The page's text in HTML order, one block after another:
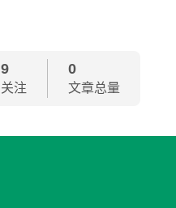
9
关注
0
文章总量